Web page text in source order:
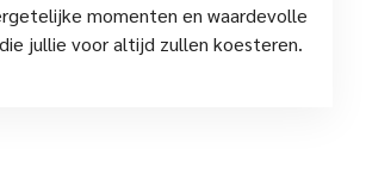
momenten en waardevolle
jullie voor altijd zullen koesteren.